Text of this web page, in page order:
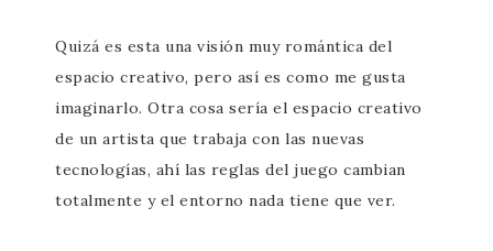
Quizá es esta una visión muy romántica del
espacio creativo, pero así es como me gusta
imaginarlo. Otra cosa sería el espacio creativo
de un artista que trabaja con las nuevas
tecnologías, ahí las reglas del juego cambian
totalmente y el entorno nada tiene que ver.